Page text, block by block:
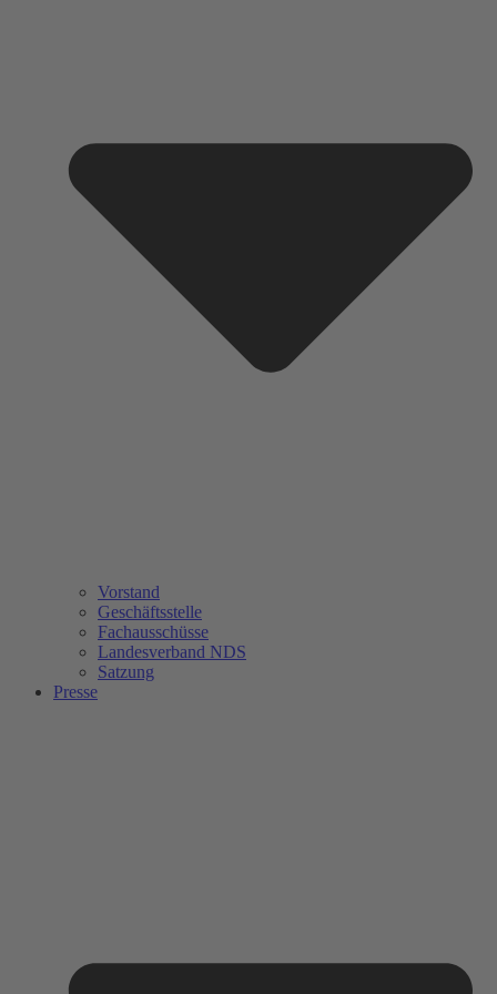
Vorstand
Geschäftsstelle
Fachausschüsse
Landesverband NDS
Satzung
Presse